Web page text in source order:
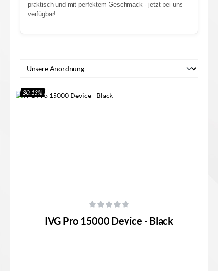
praktisch und mit perfektem Geschmack - jetzt bei uns
verfügbar!
30.13%
IVG Pro 15000 Device - Black